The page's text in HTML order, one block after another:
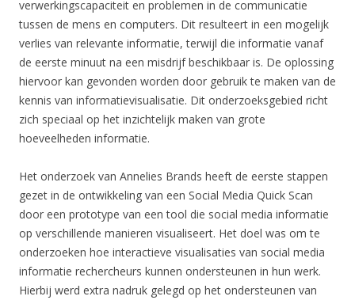
verwerkingscapaciteit en problemen in de communicatie
tussen de mens en computers. Dit resulteert in een mogelijk
verlies van relevante informatie, terwijl die informatie vanaf
de eerste minuut na een misdrijf beschikbaar is. De oplossing
hiervoor kan gevonden worden door gebruik te maken van de
kennis van informatievisualisatie. Dit onderzoeksgebied richt
zich speciaal op het inzichtelijk maken van grote
hoeveelheden informatie.
Het onderzoek van Annelies Brands heeft de eerste stappen
gezet in de ontwikkeling van een Social Media Quick Scan
door een prototype van een tool die social media informatie
op verschillende manieren visualiseert. Het doel was om te
onderzoeken hoe interactieve visualisaties van social media
informatie rechercheurs kunnen ondersteunen in hun werk.
Hierbij werd extra nadruk gelegd op het ondersteunen van